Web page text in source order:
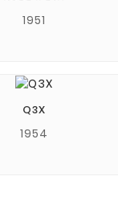
1951
Q3X
1954